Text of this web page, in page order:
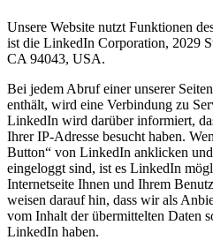
Unsere Website nutzt Funktionen
ist die LinkedIn Corporation, 2029
CA 94043, USA.
Bei jedem Abruf einer unserer
enthält, wird eine Verbindung zu
LinkedIn wird darüber informiert,
Ihrer IP-Adresse besucht haben.
Button“ von LinkedIn anklicken
eingeloggt sind, ist es LinkedIn
Internetseite Ihnen und Ihrem
weisen darauf hin, dass wir als
vom Inhalt der übermittelten Daten
LinkedIn haben.